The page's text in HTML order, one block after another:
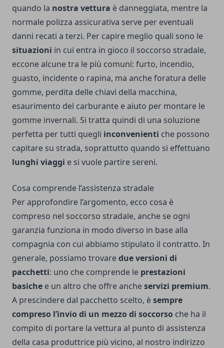
quando la nostra vettura è danneggiata, mentre la
normale polizza assicurativa serve per eventuali
danni recati a terzi. Per capire meglio quali sono le
situazioni in cui entra in gioco il soccorso stradale,
eccone alcune tra le più comuni: furto, incendio,
guasto, incidente o rapina, ma anche foratura delle
gomme, perdita delle chiavi della macchina,
esaurimento del carburante e aiuto per montare le
gomme invernali. Si tratta quindi di una soluzione
perfetta per tutti quegli inconvenienti che possono
capitare su strada, soprattutto quando si effettuano
lunghi viaggi e si vuole partire sereni.
Cosa comprende l’assistenza stradale
Per approfondire l’argomento, ecco cosa è
compreso nel soccorso stradale, anche se ogni
garanzia funziona in modo diverso in base alla
compagnia con cui abbiamo stipulato il contratto. In
generale, possiamo trovaredue versioni di
pacchetti: uno che comprende le prestazioni
basiche e un altro che offre ancheservizi premium.
A prescindere dal pacchetto scelto, èsempre
compreso l’invio di un mezzo di soccorso che ha il
compito di portare la vettura al punto di assistenza
della casa produttrice più vicino, al nostro indirizzo